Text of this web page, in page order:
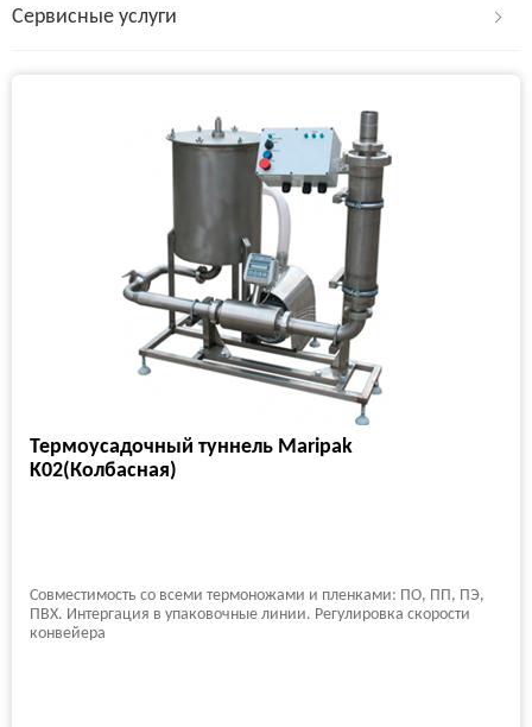
Сервисные услуги
Термоусадочный туннель Maripak
K02(Колбасная)
Совместимость со всеми термоножами и пленками: ПО, ПП, ПЭ,
ПВХ. Интергация в упаковочные линии. Регулировка скорости
конвейера